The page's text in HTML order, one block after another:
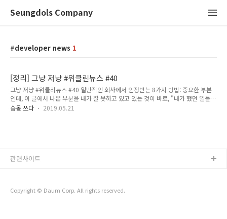
Seungdols Company
developer news 1
[정리] 그냥 저냥 #위클린뉴스 #40
그냥 저냥 #위클리뉴스 #40 일반적인 회사에서 인정받는 8가지 방법: 중요한 부분
인데, 이 글에서 나온 부분을 내가 잘 못하고 있고 있는 것이 바로, "내가 했던 일들의
히스토리 남기기"이다. 과거에 내가 무슨 일을 했고, 어떻게 했는지를 잘 남겨두면,
서 많은 경험기를 담고 있으며, ..
승돌 쓰다 2019.05.21
Copyright © Daum Corp. All rights reserved.
관련사이트